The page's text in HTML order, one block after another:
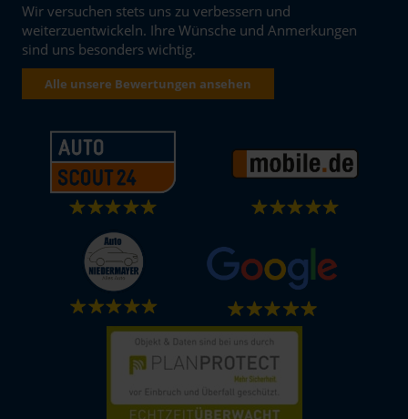
Wir versuchen stets uns zu verbessern und
weiterzuentwickeln. Ihre Wünsche und Anmerkungen
sind uns besonders wichtig.
Alle unsere Bewertungen ansehen